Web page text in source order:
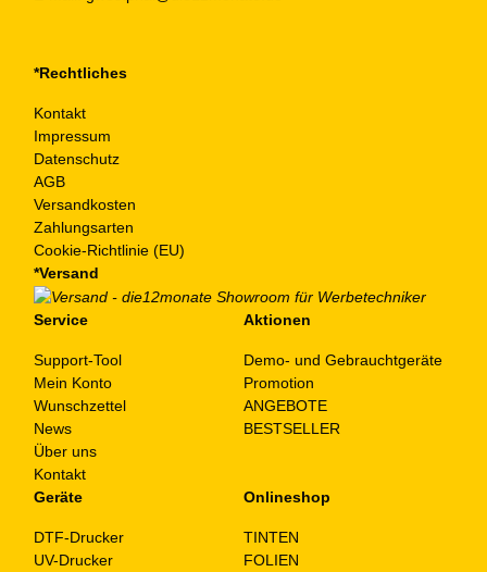
*Rechtliches
Kontakt
Impressum
Datenschutz
AGB
Versandkosten
Zahlungsarten
Cookie-Richtlinie (EU)
*Versand
Service
Support-Tool
Mein Konto
Wunschzettel
News
Über uns
Kontakt
Aktionen
Demo- und Gebrauchtgeräte
Promotion
ANGEBOTE
BESTSELLER
Geräte
DTF-Drucker
UV-Drucker
Onlineshop
TINTEN
FOLIEN